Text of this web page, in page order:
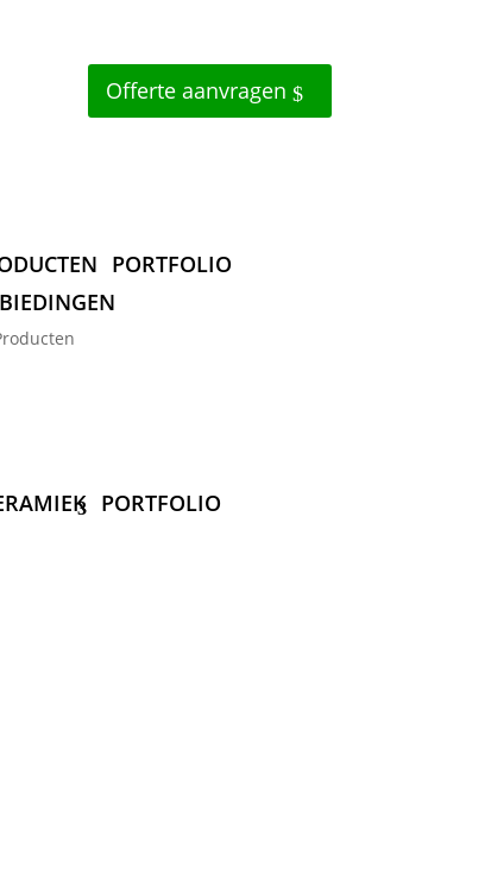
Offerte aanvragen
PORTFOLIO
PORTFOLIO